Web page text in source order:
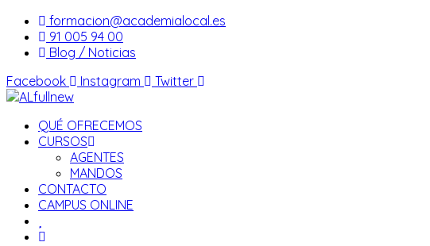
Saltar
contenido
formacion@academialocal.es
91 005 94 00
Blog / Noticias
Facebook
Instagram Twitter
QUÉ OFRECEMOS
CURSOS
AGENTES
MANDOS
CONTACTO
CAMPUS ONLINE